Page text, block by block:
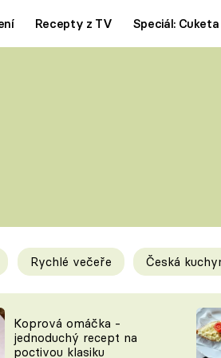
Recepty z TV Speciál: Cuketa
triky
Rychlé večeře Česká
Koprová omáčka -
jednoduchý recept na
poctivou klasiku